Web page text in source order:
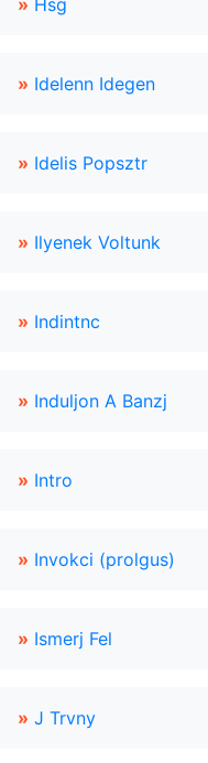
» Hsg
» Idelenn Idegen
» Idelis Popsztr
» Ilyenek Voltunk
» Indintnc
» Induljon A Banzj
» Intro
» Invokci (prolgus)
» Ismerj Fel
» J Trvny